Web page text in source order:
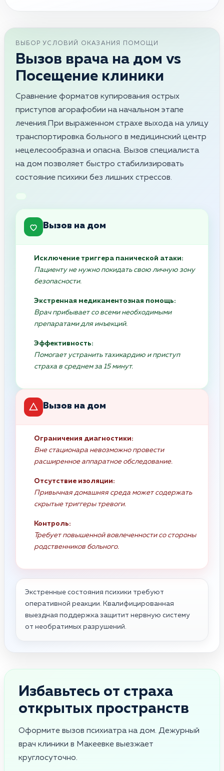
ВЫБОР УСЛОВИЙ ОКАЗАНИЯ ПОМОЩИ
Вызов врача на дом vs
Посещение клиники
Сравнение форматов купирования острых
приступов агорафобии на начальном этапе
лечения.При выраженном страхе выхода на улицу
транспортировка больного в медицинский центр
нецелесообразна и опасна. Вызов специалиста
на дом позволяет быстро стабилизировать
состояние психики без лишних стрессов.
Вызов на дом
Исключение триггера панической атаки:
Пациенту не нужно покидать свою личную зону
безопасности.
Экстренная медикаментозная помощь:
Врач прибывает со всеми необходимыми
препаратами для инъекций.
Эффективность:
Помогает устранить тахикардию и приступ
страха в среднем за 15 минут.
Вызов на дом
Ограничения диагностики:
Вне стационара невозможно провести
расширенное аппаратное обследование.
Отсутствие изоляции:
Привычная домашняя среда может содержать
скрытые триггеры тревоги.
Контроль:
Требует повышенной вовлеченности со стороны
родственников больного.
Экстренные состояния психики требуют
оперативной реакции. Квалифицированная
выездная поддержка защитит нервную систему
от необратимых разрушений.
Избавьтесь от страха
открытых пространств
Оформите вызов психиатра на дом. Дежурный
врач клиники в Макеевке выезжает
круглосуточно.